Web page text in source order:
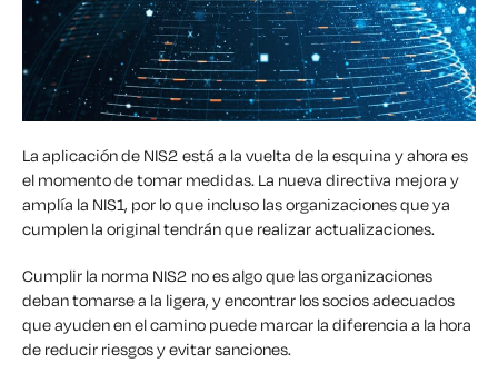
La aplicación de NIS2 está a la vuelta de la esquina y ahora es
el momento de tomar medidas. La nueva directiva mejora y
amplía la NIS1, por lo que incluso las organizaciones que ya
cumplen la original tendrán que realizar actualizaciones.
Cumplir la norma NIS2 no es algo que las organizaciones
deban tomarse a la ligera, y encontrar los socios adecuados
que ayuden en el camino puede marcar la diferencia a la hora
de reducir riesgos y evitar sanciones.